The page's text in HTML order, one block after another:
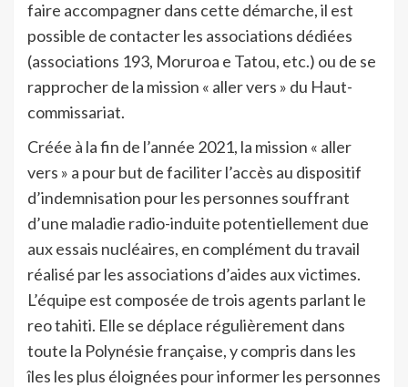
faire accompagner dans cette démarche, il est
possible de contacter les associations dédiées
(associations 193, Moruroa e Tatou, etc.) ou de se
rapprocher de la mission « aller vers » du Haut-
commissariat.
Créée à la fin de l’année 2021, la mission « aller
vers » a pour but de faciliter l’accès au dispositif
d’indemnisation pour les personnes souffrant
d’une maladie radio-induite potentiellement due
aux essais nucléaires, en complément du travail
réalisé par les associations d’aides aux victimes.
L’équipe est composée de trois agents parlant le
reo tahiti. Elle se déplace régulièrement dans
toute la Polynésie française, y compris dans les
îles les plus éloignées pour informer les personnes